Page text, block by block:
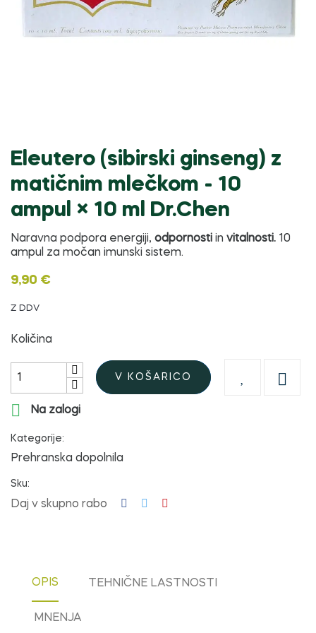
Eleutero (sibirski ginseng) z
matičnim mlečkom - 10
ampul × 10 ml Dr.Chen
Naravna podpora energiji, odpornosti in vitalnosti. 10
ampul za močan imunski sistem.
9,90 €
Z DDV
Količina
V KOŠARICO


Na zalogi
Kategorije:
Prehranska dopolnila
Sku:
Daj v skupno rabo
OPIS TEHNIČNE LASTNOSTI
MNENJA